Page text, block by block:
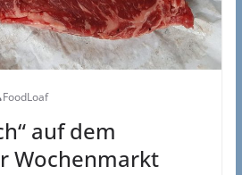
FoodLoaf
auf dem
Wochenmarkt